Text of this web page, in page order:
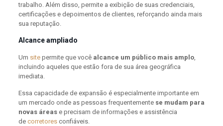
trabalho. Além disso, permite a exibição de suas credenciais,
certificações e depoimentos de clientes, reforçando ainda mais
sua reputação.
Alcance ampliado
Um sitepermite que vocêalcance um público mais amplo,
incluindo aqueles que estão fora de sua área geográfica
imediata.
Essa capacidade de expansão é especialmente importante em
um mercado onde as pessoas frequentemente se mudam para
novas árease precisam de informações e assistência
decorretoresconfiáveis.